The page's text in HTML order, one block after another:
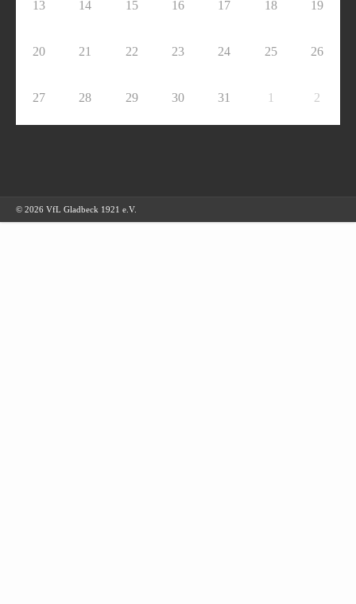
13 14 15 16 17 18 19
20 21 22 23 24 25 26
27 28 29 30 31 1 2
© 2026 VfL Gladbeck 1921 e.V.